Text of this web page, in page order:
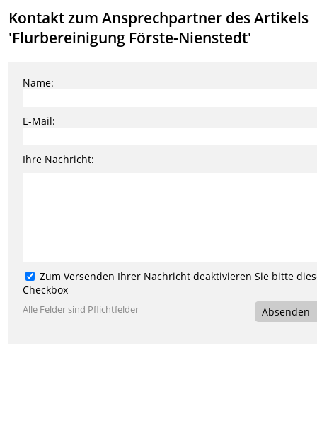
Kontakt zum Ansprechpartner des Artikels
'Flurbereinigung Förste-Nienstedt'
Name:
E-Mail:
Ihre Nachricht:
Zum Versenden Ihrer Nachricht deaktivieren Sie bitte
Checkbox
Alle Felder sind Pflichtfelder Absenden